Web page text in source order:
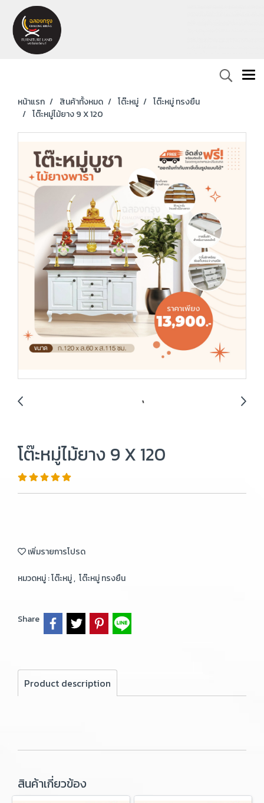
หน้าแรก สินค้าทั้งหมด โต๊ะหมู่
โต๊ะหมู่ ทรงยืน
โต๊ะหมู่ไม้ยาง 9 X 120
โต๊ะหมู่ไม้ยาง 9 X 120
เพิ่มรายการโปรด
หมวดหมู่ :โต๊ะหมู่, โต๊ะหมู่ ทรงยืน
Share
Product description
สินค้าเกี่ยวข้อง